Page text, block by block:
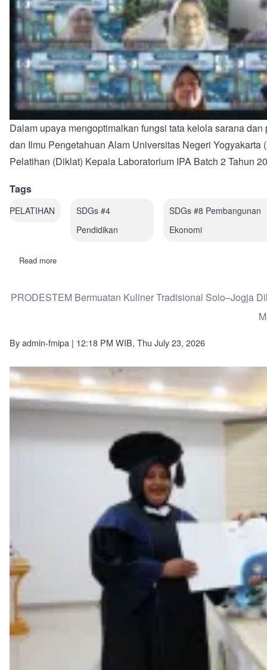
Dalam upaya mengoptimalkan fungsi tata kelola sarana
dan Ilmu Pengetahuan Alam Universitas Negeri
Pelatihan (Diklat) Kepala Laboratorium IPA Batch 2 Tahun
Tags
PELATIHAN
SDGs #4
Pendidikan
SDGs #8 Pembangunan
Ekonomi
Read more
Laboratorium
Menggelar
Sertifikasi
Kepala
Laboratorium
Batch
2
PRODESTEM Bermuatan Kuliner Tradisional Solo–Jogja
Byadmin-fmipa | 12:18 PM WIB, Thu July 23, 2026